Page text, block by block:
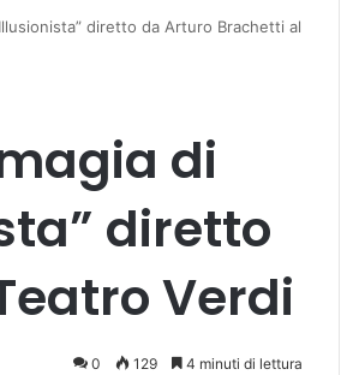
diretto da Arturo Brachetti al
di
diretto
Verdi
0 129 4 minuti di lettura